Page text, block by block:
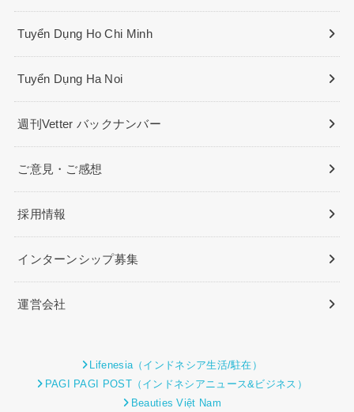
Tuyển Dụng Ho Chi Minh
Tuyển Dụng Ha Noi
週刊Vetter バックナンバー
ご意見・ご感想
採用情報
インターンシップ募集
運営会社
Lifenesia（インドネシア生活/駐在）
PAGI PAGI POST（インドネシアニュース&ビジネス）
Beauties Việt Nam